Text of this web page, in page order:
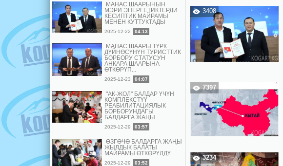
МАНАС ШААРЫНЫН
МЭРИ ЭНЕРГЕТИКТЕРДИ
КЕСИПТИК МАЙРАМЫ
МЕНЕН КУТТУКТАДЫ
2025-12-22 04:13
МАНАС ШААРЫ ТҮРК
ДҮЙНӨСҮНҮН ТУРИСТТИК
БОРБОРУ СТАТУСУН
АНКАРА ШААРЫНА
ӨТКӨРҮП...
2025-12-23 04:07
"АК-ЖОЛ" БАЛДАР ҮЧҮН
КОМПЛЕКСТҮҮ
РЕАБИЛИТАЦИЯЛЫК
БОРБОРУНДАГЫ
БАЛДАРГА ЖАҢЫ...
2025-12-29 03:57
ӨЗГӨЧӨ БАЛДАРГА ЖАҢЫ
ЖЫЛДЫК БАЛАТЫ
МАЙРАМЫ ӨТКӨРҮЛДҮ
2025-12-29 03:52
3408
7397
3234